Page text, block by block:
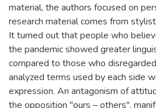
material, the authors focused on
research material comes from
It turned out that people who
the pandemic showed greater
compared to those who
analyzed terms used by each side
expression. An antagonism of
the opposition "ours – others",